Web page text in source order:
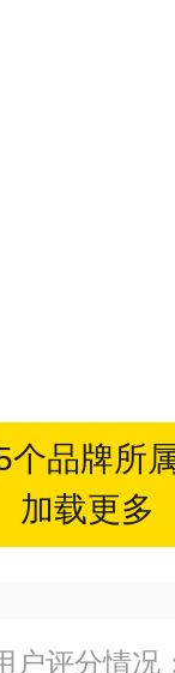
个品牌所
加载更多
户评分情况